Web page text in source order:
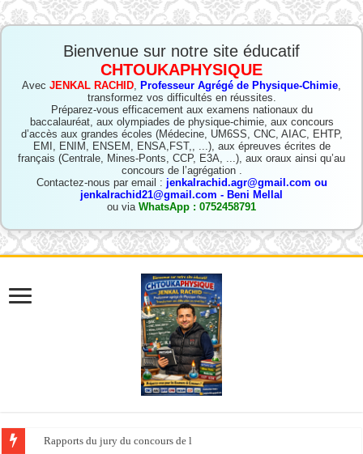
Bienvenue sur notre site éducatif
CHTOUKAPHYSIQUE
Avec JENKAL RACHID, Professeur Agrégé de Physique-Chimie,
transformez vos difficultés en réussites.
Préparez-vous efficacement aux examens nationaux du
baccalauréat, aux olympiades de physique-chimie, aux concours
d’accès aux grandes écoles (Médecine, UM6SS, CNC, AIAC, EHTP,
EMI, ENIM, ENSEM, ENSA,FST,, ...), aux épreuves écrites de
français (Centrale, Mines-Ponts, CCP, E3A, ...), aux oraux ainsi qu’au
concours de l’agrégation .
Contactez-nous par email : jenkalrachid.agr@gmail.com ou
jenkalrachid21@gmail.com - Beni Mellal
ou via WhatsApp : 0752458791
Rapports du jury du concours de l’ agrégation d